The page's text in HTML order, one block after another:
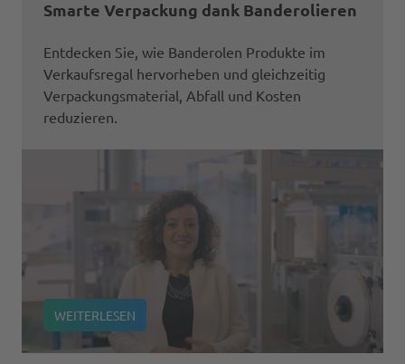
Smarte Verpackung dank Banderolieren
Entdecken Sie, wie Banderolen Produkte im
Verkaufsregal hervorheben und gleichzeitig
Verpackungsmaterial, Abfall und Kosten
reduzieren.
WEITERLESEN